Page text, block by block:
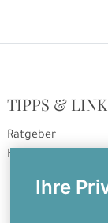
Ihre
TIPPS &
Ratgeber
Hinweise zur